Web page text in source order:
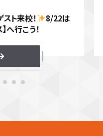
ト来校！
8/22は
へ行こう！